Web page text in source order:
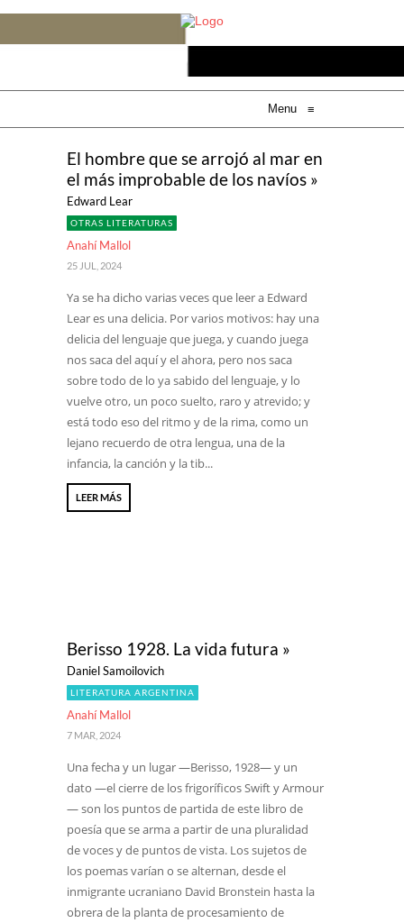
Menu ≡
El hombre que se arrojó al mar en
el más improbable de los navíos »
Edward Lear
OTRAS LITERATURAS
Anahí Mallol
25 JUL, 2024
Ya se ha dicho varias veces que leer a Edward
Lear es una delicia. Por varios motivos: hay una
delicia del lenguaje que juega, y cuando juega
nos saca del aquí y el ahora, pero nos saca
sobre todo de lo ya sabido del lenguaje, y lo
vuelve otro, un poco suelto, raro y atrevido; y
está todo eso del ritmo y de la rima, como un
lejano recuerdo de otra lengua, una de la
infancia, la canción y la tib...
LEER MÁS
Berisso 1928. La vida futura »
Daniel Samoilovich
LITERATURA ARGENTINA
Anahí Mallol
7 MAR, 2024
Una fecha y un lugar —Berisso, 1928— y un
dato —el cierre de los frigoríficos Swift y Armour
— son los puntos de partida de este libro de
poesía que se arma a partir de una pluralidad
de voces y de puntos de vista. Los sujetos de
los poemas varían o se alternan, desde el
inmigrante ucraniano David Bronstein hasta la
obrera de la planta de procesamiento de